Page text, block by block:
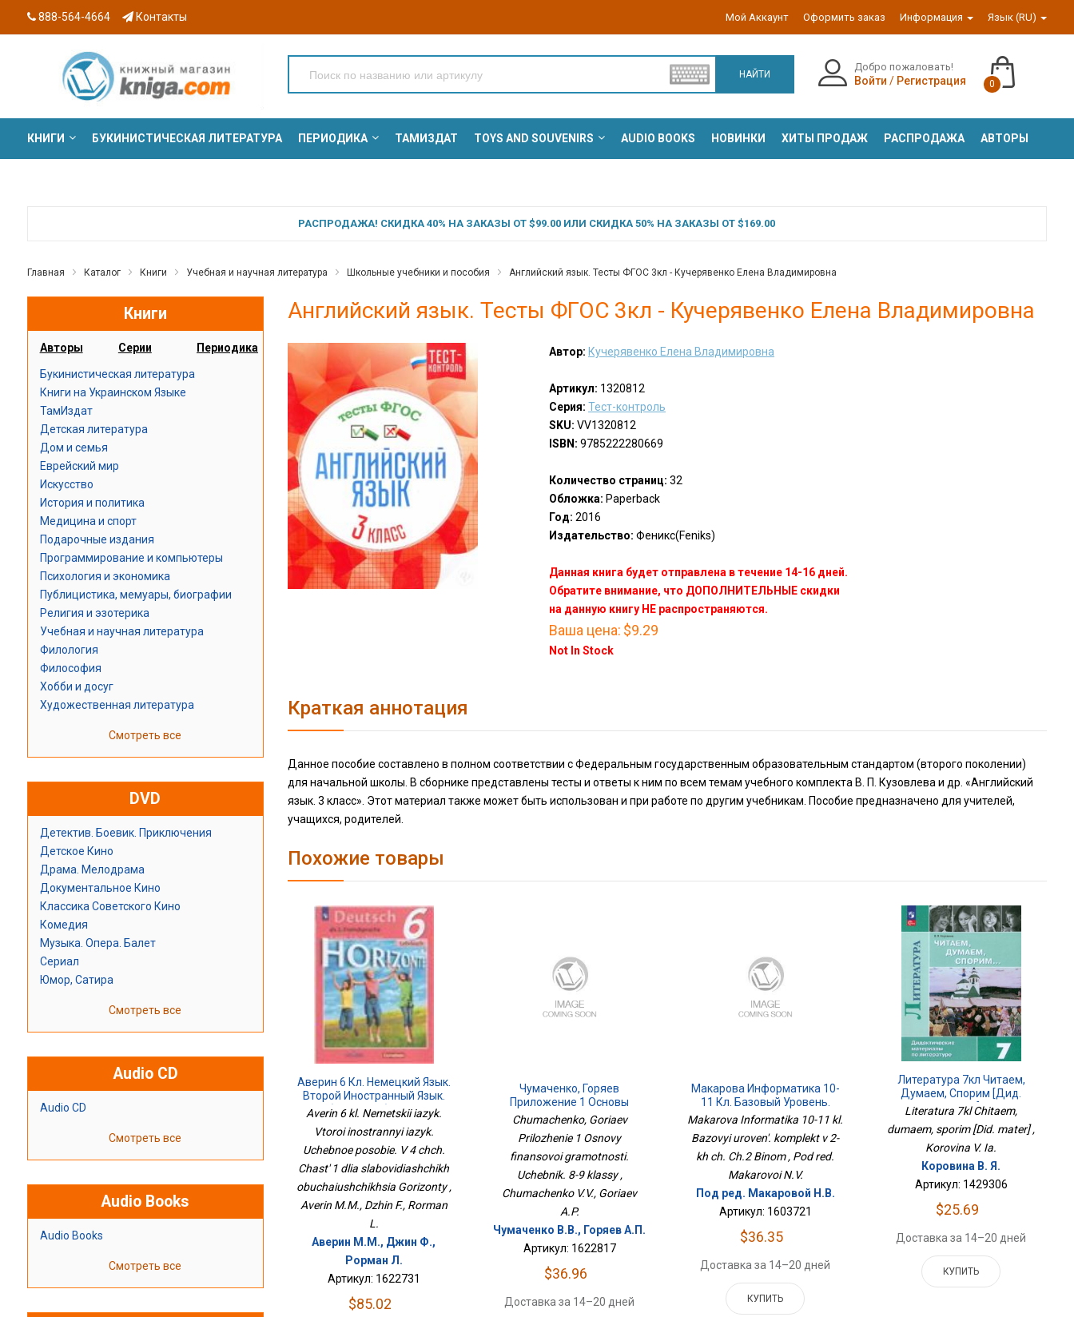
888-564-4664 Контакты Мой Аккаунт Оформить заказ Информация Язык (RU)
НАЙТИ
Добро пожаловать!
Войти / Регистрация 0
КНИГИ БУКИНИСТИЧЕСКАЯ ЛИТЕРАТУРА ПЕРИОДИКА ТАМИЗДАТ TOYS AND SOUVENIRS AUDIO BOOKS НОВИНКИ ХИТЫ ПРОДАЖ РАСПРОДАЖА АВТОРЫ
РАСПРОДАЖА! СКИДКА 40% НА ЗАКАЗЫ ОТ $99.00 ИЛИ СКИДКА 50% НА ЗАКАЗЫ ОТ $169.00
Главная Каталог Книги Учебная и научная литература Школьные учебники и пособия Английский язык. Тесты ФГОС 3кл - Кучерявенко Елена Владимировна
Книги
Авторы Серии Периодика
Букинистическая литература
Книги на Украинском Языке
ТамИздат
Детская литература
Дом и семья
Еврейский мир
Искусство
История и политика
Медицина и спорт
Подарочные издания
Программирование и компьютеры
Психология и экономика
Публицистика, мемуары, биографии
Религия и эзотерика
Учебная и научная литература
Филология
Философия
Хобби и досуг
Художественная литература
Смотреть все
DVD
Детектив. Боевик. Приключения
Детское Кино
Драма. Мелодрама
Документальное Кино
Классика Советского Кино
Комедия
Музыка. Опера. Балет
Сериал
Юмор, Сатира
Смотреть все
Audio CD
Audio CD
Смотреть все
Audio Books
Audio Books
Смотреть все
Английский язык. Тесты ФГОС 3кл - Кучерявенко Елена Владимировна
Автор: Кучерявенко Елена Владимировна
Артикул: 1320812
Серия: Тест-контроль
SKU: VV1320812
ISBN: 9785222280669
Количество страниц: 32
Обложка: Paperback
Год: 2016
Издательство: Феникс(Feniks)
Данная книга будет отправлена в течение 14-16 дней.
Обратите внимание, что ДОПОЛНИТЕЛЬНЫЕ скидки
на данную книгу НЕ распространяются.
Ваша цена: $9.29
Not In Stock
Краткая аннотация
Данное пособие составлено в полном соответствии с Федеральным государственным образовательным стандартом (второго поколении)
для начальной школы. В сборнике представлены тесты и ответы к ним по всем темам учебного комплекта В. П. Кузовлева и др. «Английский
язык. 3 класс». Этот материал также может быть использован и при работе по другим учебникам. Пособие предназначено для учителей,
учащихся, родителей.
Похожие товары
Аверин 6 Кл. Немецкий Язык.
Второй Иностранный Язык.
Учебное Пособие. В 4 Чч.
Часть 1 Для Слабовидящих
Обучающихся Горизонты
Averin 6 kl. Nemetskii iazyk.
Vtoroi inostrannyi iazyk.
Uchebnoe posobie. V 4 chch.
Chast' 1 dlia slabovidiashchikh
obuchaiushchikhsia Gorizonty ,
Averin M.M., Dzhin F., Rorman
L.
Аверин М.М., Джин Ф.,
Рорман Л.
Артикул: 1622731
$85.02
Чумаченко, Горяев
Приложение 1 Основы
Финансовой Грамотности.
Учебник. 8-9 Классы
Chumachenko, Goriaev
Prilozhenie 1 Osnovy
finansovoi gramotnosti.
Uchebnik. 8-9 klassy ,
Chumachenko V.V., Goriaev
A.P.
Чумаченко В.В., Горяев А.П.
Артикул: 1622817
$36.96
Доставка за 14–20 дней
Макарова Информатика 10-
11 Кл. Базовый Уровень.
Комплект В 2-Х Ч. Ч.2 Бином
Makarova Informatika 10-11 kl.
Bazovyi uroven'. komplekt v 2-
kh ch. Ch.2 Binom , Pod red.
Makarovoi N.V.
Под ред. Макаровой Н.В.
Артикул: 1603721
$36.35
Доставка за 14–20 дней
КУПИТЬ
Литература 7кл Читаем,
Думаем, Спорим [Дид.
Матер]
Literatura 7kl Chitaem,
dumaem, sporim [Did. mater] ,
Korovina V. Ia.
Коровина В. Я.
Артикул: 1429306
$25.69
Доставка за 14–20 дней
КУПИТЬ